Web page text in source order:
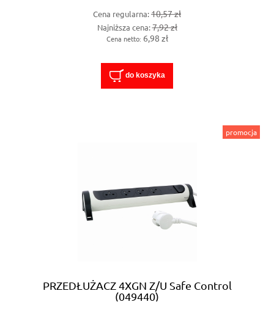
Cena regularna:10,57 zł
Najniższa cena:7,92 zł
Cena netto: 6,98 zł
do koszyka
PRZEDŁUŻACZ 4XGN Z/U Safe Control
(049440)
promocja